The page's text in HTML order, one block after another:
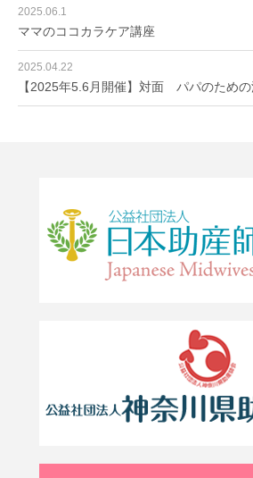
2025.06.1
ママのココカラケア講座
2025.04.22
【2025年5.6月開催】対面 パパのため